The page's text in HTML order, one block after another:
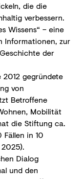
die die
verbessern.
Wissens“ – eine
Informationen, zur
der
gegründete
von
Betroffene
Mobilität
die Stiftung ca.
in 10
Dialog
und den